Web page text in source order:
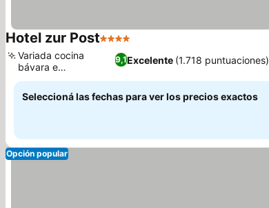
Hotel zur Post4 Estrellas
9,1Excelente (1.718 puntuaciones)
Variada cocina
bávara e
internacional
Seleccioná las fechas para ver los precios exactos
Opción popular